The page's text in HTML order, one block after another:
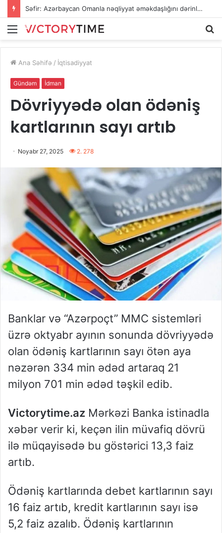
Səfir: Azərbaycan Omanla nəqliyyat əməkdaşlığını dərinləşdirməyə hazırdır
Menu
Ana Səhifə / İqtisadiyyat
Gündəm İdman
Dövriyyədə olan ödəniş
kartlarının sayı artıb
Noyabr 27, 2025 2. 278
Banklar və “Azərpoçt” MMC sistemləri
üzrə oktyabr ayının sonunda dövriyyədə
olan ödəniş kartlarının sayı ötən aya
nəzərən 334 min ədəd artaraq 21
milyon 701 min ədəd təşkil edib.
Victorytime.az Mərkəzi Banka istinadla
xəbər verir ki, keçən ilin müvafiq dövrü
ilə müqayisədə bu göstərici 13,3 faiz
artıb.
Ödəniş kartlarında debet kartlarının sayı
16 faiz artıb, kredit kartlarının sayı isə
5,2 faiz azalıb. Ödəniş kartlarının